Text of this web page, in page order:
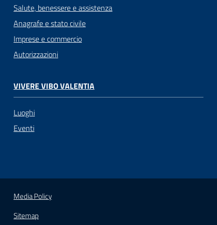
Salute, benessere e assistenza
Anagrafe e stato civile
Imprese e commercio
Autorizzazioni
VIVERE VIBO VALENTIA
Luoghi
Eventi
Media Policy
Sitemap